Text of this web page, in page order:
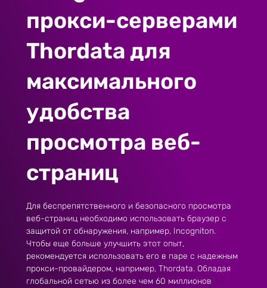
прокси-серверами
Thordata для
максимального
удобства
просмотра веб-
страниц
Для беспрепятственного и безопасного просмотра
веб-страниц необходимо использовать браузер с
защитой от обнаружения, например, Incogniton.
Чтобы еще больше улучшить этот опыт,
рекомендуется использовать его в паре с надежным
прокси-провайдером, например, Thordata. Обладая
глобальной сетью из более чем 60 миллионов